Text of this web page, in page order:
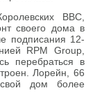
ВВС,
своего дома в
подписания 12-
RPM Group,
перебраться в
Лорейн, 66
дом более